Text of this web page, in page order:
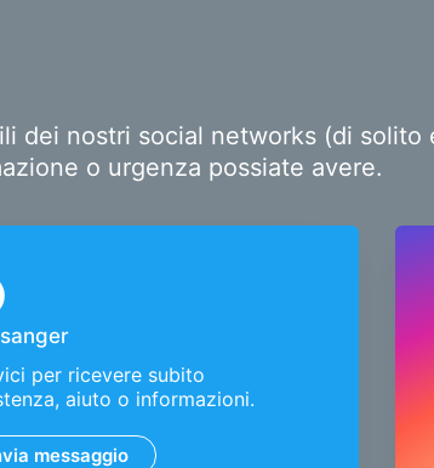
dei nostri social networks (di
o urgenza possiate avere.
per ricevere subito
aiuto o informazioni.
messaggio